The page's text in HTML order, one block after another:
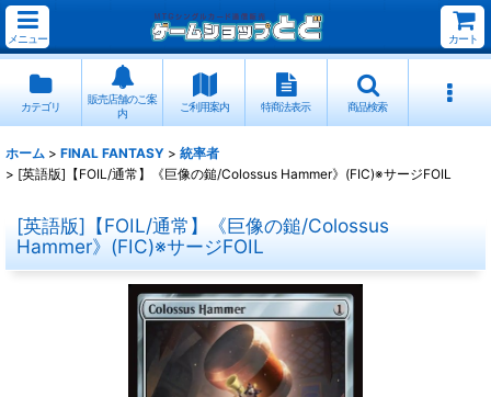
メニュー カート
カテゴリ
販売店舗のご案
内
ご利用案内 特商法表示 商品検索
ホーム > FINAL FANTASY > 統率者
> [英語版]【FOIL/通常】《巨像の鎚/Colossus Hammer》(FIC)※サージFOIL
[英語版]【FOIL/通常】《巨像の鎚/Colossus
Hammer》(FIC)※サージFOIL